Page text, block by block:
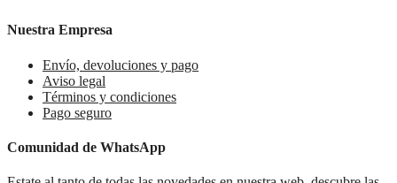
Nuestra Empresa
Envío, devoluciones y pago
Aviso legal
Términos y condiciones
Pago seguro
Comunidad de WhatsApp